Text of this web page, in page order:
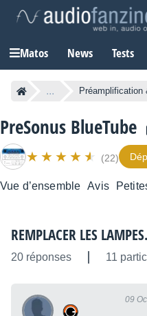
Matos News Tests
... Préamplification
PreSonus BlueTube
(22)
Vue d’ensemble Avis
REMPLACER LES
20 réponses 11
09